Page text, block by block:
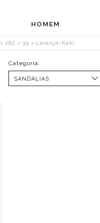
HOMEM
282 39 Laranja-Kaki
SANDÁLIAS